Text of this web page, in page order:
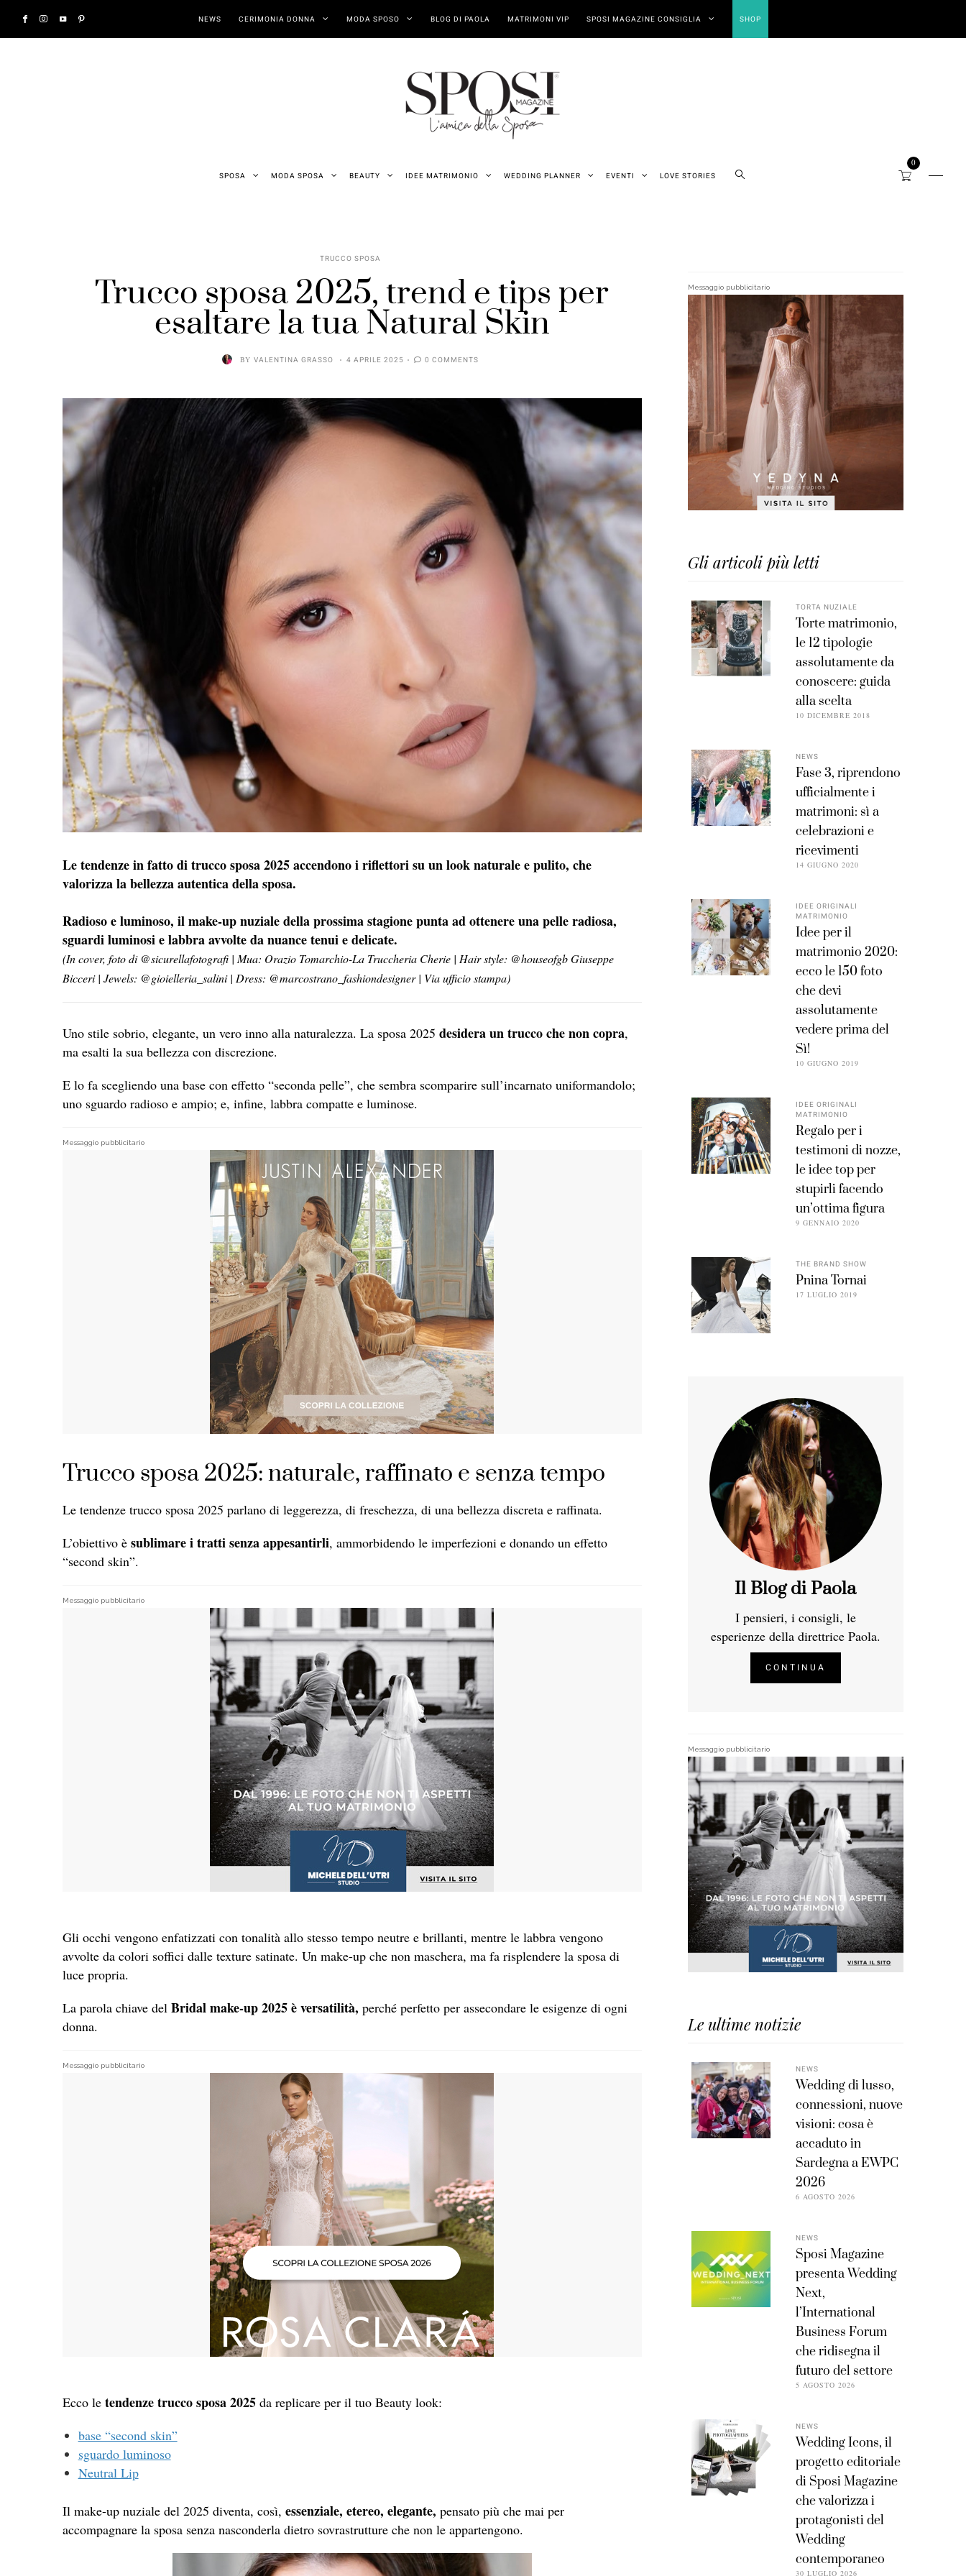
NEWS CERIMONIA DONNA MODA SPOSO BLOG DI PAOLA MATRIMONI VIP SPOSI MAGAZINE CONSIGLIA SHOP
SPOSA MODA SPOSA BEAUTY IDEE MATRIMONIO WEDDING PLANNER EVENTI LOVE STORIES
0
TRUCCO SPOSA
Trucco sposa 2025, trend e tips per
esaltare la tua Natural Skin
BYVALENTINA GRASSO 4 APRILE 2025 0 COMMENTS
Le tendenze in fatto di trucco sposa 2025 accendono i riflettori su un look naturale e pulito, che
valorizza la bellezza autentica della sposa.
Radioso e luminoso, il make-up nuziale della prossima stagione punta ad ottenere una pelle radiosa,
sguardi luminosi e labbra avvolte da nuance tenui e delicate.
(In cover, foto di @sicurellafotografi | Mua: Orazio Tomarchio-La Truccheria Cherie | Hair style: @houseofgb Giuseppe
Bicceri | Jewels: @gioielleria_salini | Dress: @marcostrano_fashiondesigner | Via ufficio stampa)
Uno stile sobrio, elegante, un vero inno alla naturalezza. La sposa 2025 desidera un trucco che non copra,
ma esalti la sua bellezza con discrezione.
E lo fa scegliendo una base con effetto “seconda pelle”, che sembra scomparire sull’incarnato uniformandolo;
uno sguardo radioso e ampio; e, infine, labbra compatte e luminose.
Messaggio pubblicitario
Trucco sposa 2025: naturale, raffinato e senza tempo
Le tendenze trucco sposa 2025 parlano di leggerezza, di freschezza, di una bellezza discreta e raffinata.
L’obiettivo è sublimare i tratti senza appesantirli, ammorbidendo le imperfezioni e donando un effetto
“second skin”.
Messaggio pubblicitario
Gli occhi vengono enfatizzati con tonalità allo stesso tempo neutre e brillanti, mentre le labbra vengono
avvolte da colori soffici dalle texture satinate. Un make-up che non maschera, ma fa risplendere la sposa di
luce propria.
La parola chiave del Bridal make-up 2025 è versatilità, perché perfetto per assecondare le esigenze di ogni
donna.
Messaggio pubblicitario
Ecco le tendenze trucco sposa 2025 da replicare per il tuo Beauty look:
base “second skin”
sguardo luminoso
Neutral Lip
Il make-up nuziale del 2025 diventa, così, essenziale, etereo, elegante, pensato più che mai per
accompagnare la sposa senza nasconderla dietro sovrastrutture che non le appartengono.
Messaggio pubblicitario
Gli articoli più letti
TORTA NUZIALE
Torte matrimonio,
le 12 tipologie
assolutamente da
conoscere: guida
alla scelta
10 DICEMBRE 2018
NEWS
Fase 3, riprendono
ufficialmente i
matrimoni: sì a
celebrazioni e
ricevimenti
14 GIUGNO 2020
IDEE ORIGINALI
MATRIMONIO
Idee per il
matrimonio 2020:
ecco le 150 foto
che devi
assolutamente
vedere prima del
Sì!
10 GIUGNO 2019
IDEE ORIGINALI
MATRIMONIO
Regalo per i
testimoni di nozze,
le idee top per
stupirli facendo
un’ottima figura
9 GENNAIO 2020
THE BRAND SHOW
Pnina Tornai
17 LUGLIO 2019
Il Blog di Paola
I pensieri, i consigli, le
esperienze della direttrice Paola.
CONTINUA
Messaggio pubblicitario
Le ultime notizie
NEWS
Wedding di lusso,
connessioni, nuove
visioni: cosa è
accaduto in
Sardegna a EWPC
2026
6 AGOSTO 2026
NEWS
Sposi Magazine
presenta Wedding
Next,
l’International
Business Forum
che ridisegna il
futuro del settore
5 AGOSTO 2026
NEWS
Wedding Icons, il
progetto editoriale
di Sposi Magazine
che valorizza i
protagonisti del
Wedding
contemporaneo
30 LUGLIO 2026